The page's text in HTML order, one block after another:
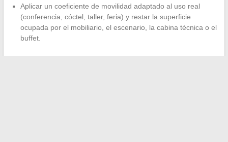
Aplicar un coeficiente de movilidad adaptado al uso real
(conferencia, cóctel, taller, feria) y restar la superficie
ocupada por el mobiliario, el escenario, la cabina técnica o el
buffet.